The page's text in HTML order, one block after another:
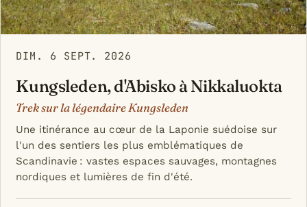
DIM. 6 SEPT. 2026
Kungsleden, d'Abisko à Nikkaluokta
Trek sur la légendaire Kungsleden
Une itinérance au cœur de la Laponie suédoise sur
l'un des sentiers les plus emblématiques de
Scandinavie : vastes espaces sauvages, montagnes
nordiques et lumières de fin d'été.